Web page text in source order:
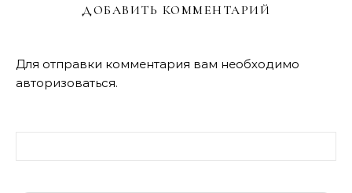
ДОБАВИТЬ КОММЕНТАРИЙ
Для отправки комментария вам необходимо
авторизоваться.